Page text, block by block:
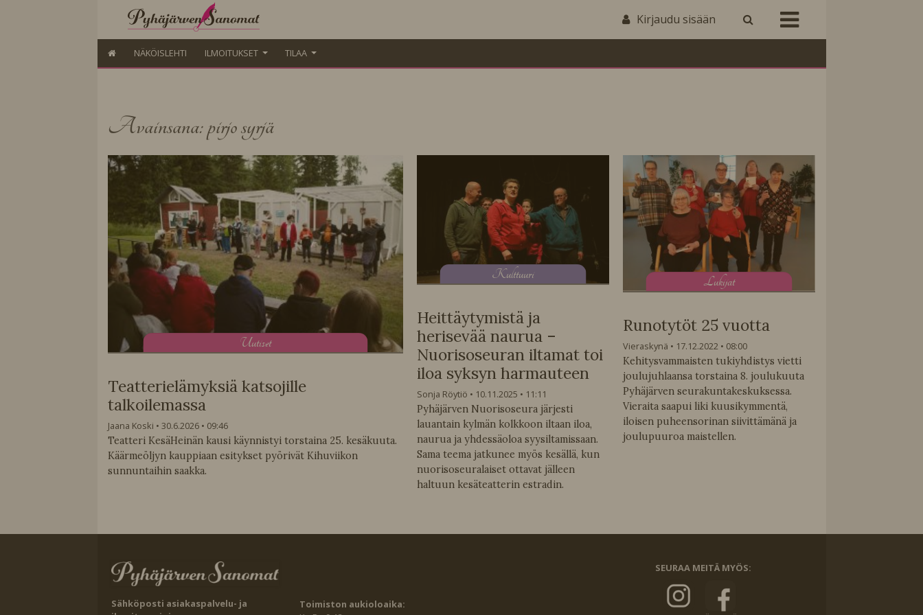
Kirjaudu sisään
NÄKÖISLEHTI ILMOITUKSET TILAA
Avainsana: pirjo syrjä
Uutiset
Teatterielämyksiä katsojille
talkoilemassa
Jaana Koski 30.6.2026
09:46
Teatteri KesäHeinän kausi käynnistyi torstaina 25. kesäkuuta.
Käärmeöljyn kauppiaan esitykset pyörivät Kihuviikon
sunnuntaihin saakka.
Kulttuuri
Heittäytymistä ja
herisevää naurua –
Nuorisoseuran iltamat toi
iloa syksyn harmauteen
Sonja Röytiö 10.11.2025
11:11
Pyhäjärven Nuorisoseura järjesti
lauantain kylmän kolkkoon iltaan iloa,
naurua ja yhdessäoloa syysiltamissaan.
Sama teema jatkunee myös kesällä, kun
nuorisoseuralaiset ottavat jälleen
haltuun kesäteatterin estradin.
Lukijat
Runotytöt 25 vuotta
Vieraskynä 17.12.2022
08:00
Kehitysvammaisten tukiyhdistys vietti
joulujuhlaansa torstaina 8. joulukuuta
Pyhäjärven seurakuntakeskuksessa.
Vieraita saapui liki kuusikymmentä,
iloisen puheensorinan siivittämänä ja
joulupuuroa maistellen.
Sähköposti asiakaspalvelu- ja
Toimiston aukioloaika:
SEURAA MEITÄ MYÖS: